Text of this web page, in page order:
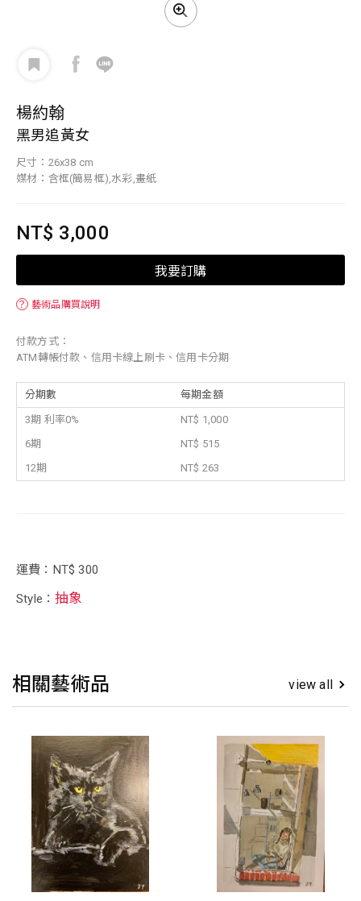
楊約翰
黑男追黃女
尺寸：26x38 cm
媒材：含框(簡易框),水彩,畫紙
NT$ 3,000
我要訂購
？ 藝術品購買說明
付款方式：
ATM轉帳付款、信用卡線上刷卡、信用卡分期
分期數 每期金額
3期 利率0%
NT$ 1,000
6期
NT$ 515
12期
NT$ 263
運費：NT$ 300
Style：抽象
相關藝術品 view all